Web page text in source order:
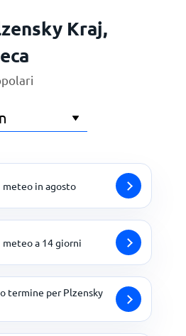
Kraj,
meteo in agosto
meteo a 14 giorni
termine per Plzensky